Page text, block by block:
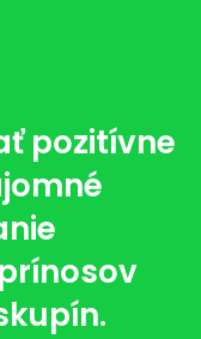
pozitívne